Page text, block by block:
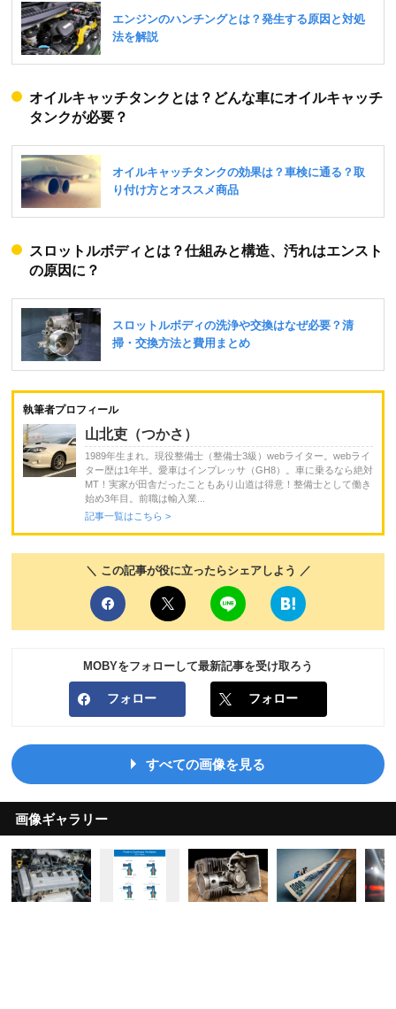
オイルキャッチタンクとは？どんな車にオイルキャッチ
タンクが必要？
スロットルボディとは？仕組みと構造、汚れはエンスト
の原因に？
執筆者プロフィール
山北吏（つかさ）
1989年生まれ。現役整備士（整備士3級）webライター。webライ
ター歴は1年半。愛車はインプレッサ（GH8）。車に乗るなら絶対
MT！実家が田舎だったこともあり山道は得意！整備士として働き
始め3年目。前職は輸入業...
記事一覧はこちら >
＼ この記事が役に立ったらシェアしよう ／
MOBYをフォローして最新記事を受け取ろう
フォロー フォロー
すべての画像を見る
画像ギャラリー